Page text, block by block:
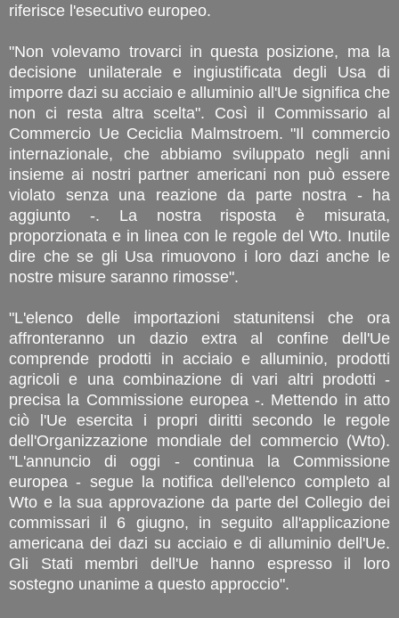
riferisce l'esecutivo europeo.
"Non volevamo trovarci in questa posizione, ma la
decisione unilaterale e ingiustificata degli Usa di
imporre dazi su acciaio e alluminio all'Ue significa che
non ci resta altra scelta". Così il Commissario al
Commercio Ue Ceciclia Malmstroem. "Il commercio
internazionale, che abbiamo sviluppato negli anni
insieme ai nostri partner americani non può essere
violato senza una reazione da parte nostra - ha
aggiunto -. La nostra risposta è misurata,
proporzionata e in linea con le regole del Wto. Inutile
dire che se gli Usa rimuovono i loro dazi anche le
nostre misure saranno rimosse".
"L'elenco delle importazioni statunitensi che ora
affronteranno un dazio extra al confine dell'Ue
comprende prodotti in acciaio e alluminio, prodotti
agricoli e una combinazione di vari altri prodotti -
precisa la Commissione europea -. Mettendo in atto
ciò l'Ue esercita i propri diritti secondo le regole
dell'Organizzazione mondiale del commercio (Wto).
"L'annuncio di oggi - continua la Commissione
europea - segue la notifica dell'elenco completo al
Wto e la sua approvazione da parte del Collegio dei
commissari il 6 giugno, in seguito all'applicazione
americana dei dazi su acciaio e di alluminio dell'Ue.
Gli Stati membri dell'Ue hanno espresso il loro
sostegno unanime a questo approccio".